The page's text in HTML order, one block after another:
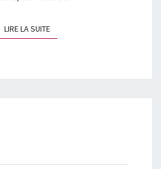
LIRE LA SUITELIRE LA SUITE